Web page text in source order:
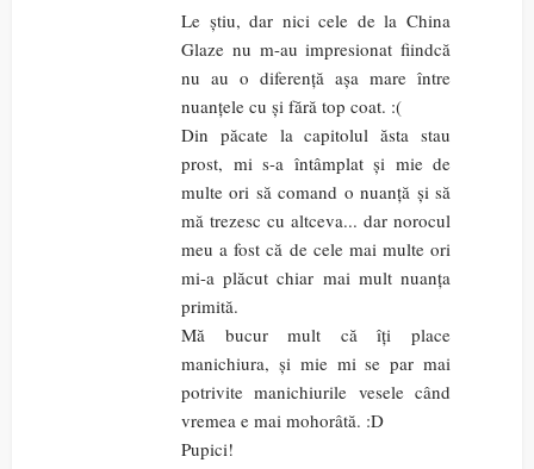
Le știu, dar nici cele de la China
Glaze nu m-au impresionat fiindcă
nu au o diferență așa mare între
nuanțele cu și fără top coat. :(
Din păcate la capitolul ăsta stau
prost, mi s-a întâmplat și mie de
multe ori să comand o nuanță și să
mă trezesc cu altceva... dar norocul
meu a fost că de cele mai multe ori
mi-a plăcut chiar mai mult nuanța
primită.
Mă bucur mult că îți place
manichiura, și mie mi se par mai
potrivite manichiurile vesele când
vremea e mai mohorâtă. :D
Pupici!